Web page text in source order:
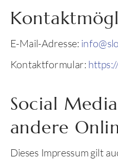
E-Mail-Adresse:
Kontaktformular:
Social
andere
Dieses Impressum gilt